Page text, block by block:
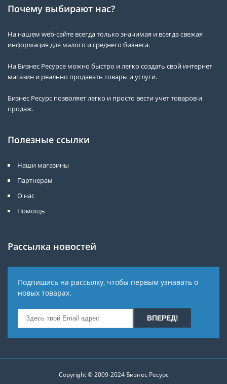
Почему выбирают нас?
На нашем web-сайте всегда только значимая и всегда свежая
информация для малого и среднего бизнеса.
На Бизнес Ресурсе можно быстро и легко создать свой интернет
магазин и реально продавать товары и услуги.
Бизнес Ресурс позволяет легко и просто вести учет товаров и
продаж.
Полезные ссылки
Наши магазины
Партнерам
О нас
Помощь
Рассылка новостей
Подпишись на рассылку, чтобы первым узнавать о
новых товарах.
Copyright © 2009-2024 Бизнес Ресурс